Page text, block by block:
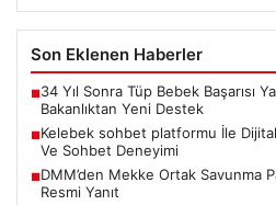
Son Eklenen Haberler
■34 Yıl Sonra Tüp Bebek Başarısı
Bakanlıktan Yeni Destek
■Kelebek sohbet platformu İle
Ve Sohbet Deneyimi
■DMM’den Mekke Ortak Savunma
Resmi Yanıt